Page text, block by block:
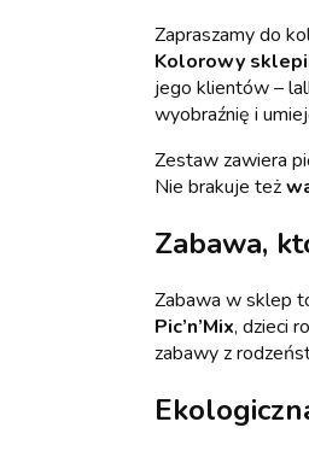
Zapraszamy do
Kolorowy
jego klientów –
wyobraźnię i
Zestaw zawiera
Nie brakuje też
Zabawa,
Zabawa w sklep
Pic’n’Mix, dzieci
zabawy z